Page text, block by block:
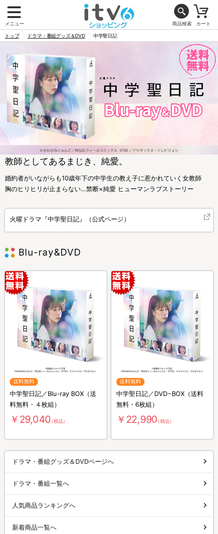
メニュー 商品検索 カート
トップ ドラマ・番組グッズ＆DVD 中学聖日記
教師としてあるまじき、純愛。
婚約者がいながらも10歳年下の中学生の教え子に惹かれていく女教師
胸のヒリヒリが止まらない…禁断×純愛 ヒューマンラブストーリー
火曜ドラマ『中学聖日記』（公式ページ）
Blu-ray&DVD
送料無料
中学聖日記／Blu-ray BOX（送
料無料・４枚組）
￥29,040（税込）
送料無料
中学聖日記／DVD−BOX（送料
無料・6枚組）
￥22,990（税込）
ドラマ・番組グッズ＆DVDページへ
ドラマ・番組一覧へ
人気商品ランキングへ
新着商品一覧へ